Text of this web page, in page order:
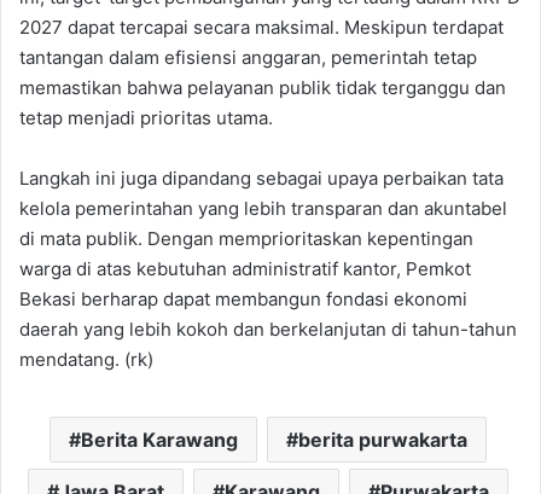
2027 dapat tercapai secara maksimal. Meskipun terdapat
tantangan dalam efisiensi anggaran, pemerintah tetap
memastikan bahwa pelayanan publik tidak terganggu dan
tetap menjadi prioritas utama.
Langkah ini juga dipandang sebagai upaya perbaikan tata
kelola pemerintahan yang lebih transparan dan akuntabel
di mata publik. Dengan memprioritaskan kepentingan
warga di atas kebutuhan administratif kantor, Pemkot
Bekasi berharap dapat membangun fondasi ekonomi
daerah yang lebih kokoh dan berkelanjutan di tahun-tahun
mendatang. (rk)
Berita Karawang berita purwakarta